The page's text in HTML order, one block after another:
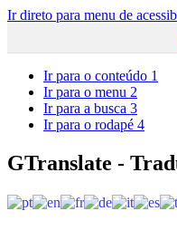
Ir direto para menu de
Ir para o conteúdo 1
Ir para o menu 2
Ir para a busca 3
Ir para o rodapé 4
GTranslate -